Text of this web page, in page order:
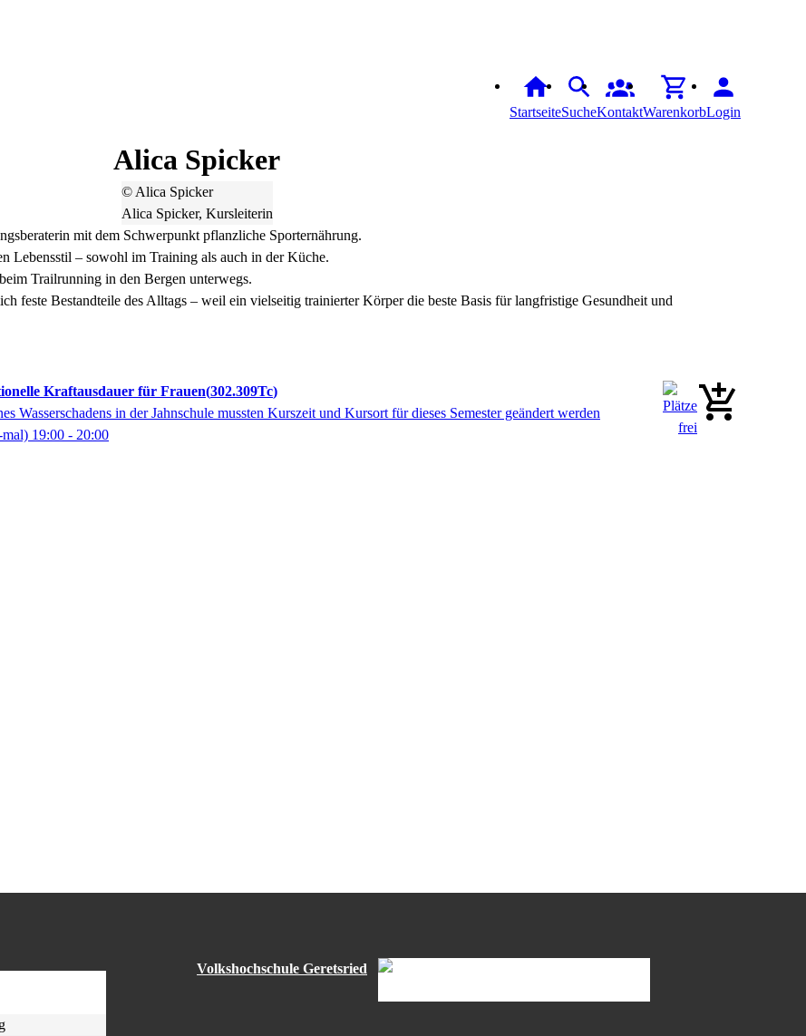
StartseiteSucheKontaktWarenkorbLogin
Alica Spicker
© Alica Spicker
Alica Spicker, Kursleiterin
mit dem Schwerpunkt pflanzliche Sporternährung.
Lebensstil – sowohl im Training als auch in der Küche.
Trailrunning in den Bergen unterwegs.
feste Bestandteile des Alltags – weil ein vielseitig trainierter Körper die beste Basis für langfristige Gesundheit und
Kraftausdauer für Frauen 302.309Tc
Wasserschadens in der Jahnschule mussten Kurszeit und Kursort für dieses Semester geändert werden
19:00 - 20:00
Volkshochschule Geretsried